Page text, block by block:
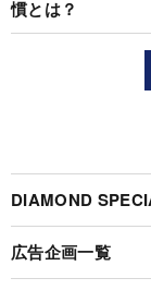
慣とは？
DIAMOND
広告企画一覧